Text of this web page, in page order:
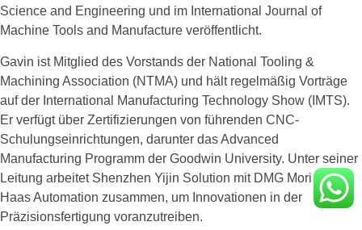
Science and Engineering und im International Journal of
Machine Tools and Manufacture veröffentlicht.
Gavin ist Mitglied des Vorstands der National Tooling &
Machining Association (NTMA) und hält regelmäßig Vorträge
auf der International Manufacturing Technology Show (IMTS).
Er verfügt über Zertifizierungen von führenden CNC-
Schulungseinrichtungen, darunter das Advanced
Manufacturing Programm der Goodwin University. Unter seiner
Leitung arbeitet Shenzhen Yijin Solution mit DMG Mori und
Haas Automation zusammen, um Innovationen in der
Präzisionsfertigung voranzutreiben.